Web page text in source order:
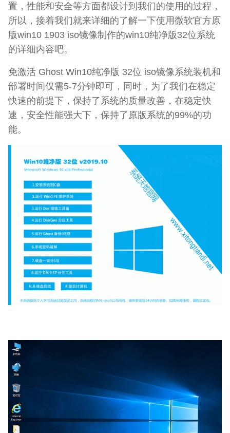
置，性能和安全等方面都设计到我们的使用的过程，
所以，接着我们就来详细的了解一下使用微软官方原
版win10 1903 iso镜像制作的win10纯净版32位系统
的详细内容吧。
免激活 Ghost Win10纯净版 32位 iso镜像系统装机和
部署时间仅需5-7分钟即可，同时，为了我们在稳定
快速的前提下，保持了系统的质量改善，在稳定快
速，安全性能强大下，保持了原版系统的99%的功
能。